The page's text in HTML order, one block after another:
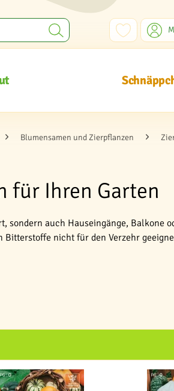
Blumensamen und Zierpflanzen
für Ihren Garten
auch Hauseingänge, Balkone
nicht für den Verzehr